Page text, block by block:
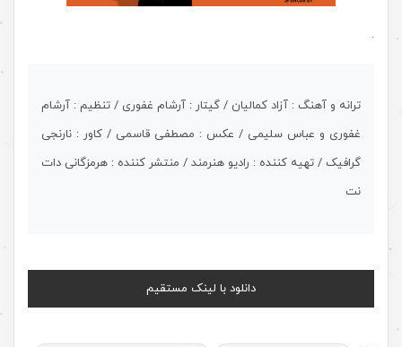
.
ترانه و آهنگ : آزاد کمالیان / گیتار : آرشام غفوری / تنظیم : آرشام
غفوری و عباس سلیمی / عکس : مصطفی قاسمی / کاور : نارنجی
گرافیک / تهیه کننده : رادیو هنرمند / منتشر کننده : هرمزگانی دات
نت
دانلود با لینک مستقیم